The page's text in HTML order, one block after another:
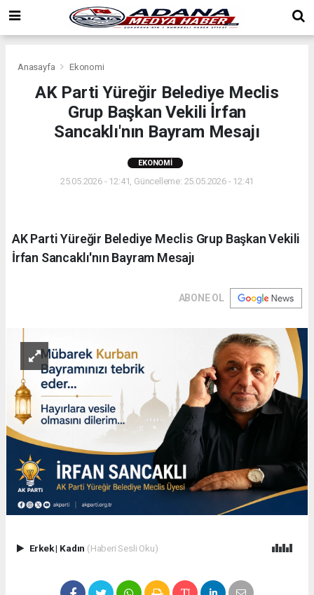
Anasayfa Ekonomi
AK Parti Yüreğir Belediye Meclis
Grup Başkan Vekili İrfan
Sancaklı'nın Bayram Mesajı
EKONOMI
25.05.2026 - 12:41, Güncelleme: 25.05.2026 - 12:41
AK Parti Yüreğir Belediye Meclis Grup Başkan Vekili
İrfan Sancaklı'nın Bayram Mesajı
ABONE OL
Erkek| Kadın (Haberi Sesli Oku)